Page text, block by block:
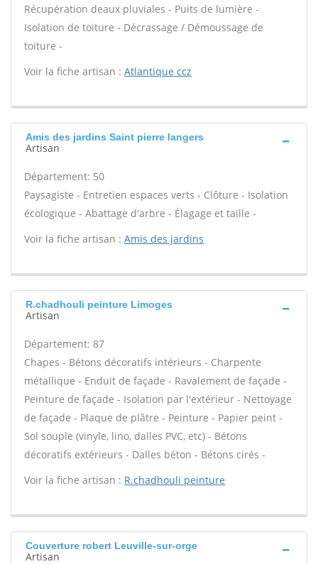
Récupération deaux pluviales - Puits de lumière -
Isolation de toiture - Décrassage / Démoussage de
toiture -
Voir la fiche artisan : Atlantique ccz
Amis des jardins Saint pierre langers
Artisan
Département: 50
Paysagiste - Entretien espaces verts - Clôture - Isolation
écologique - Abattage d'arbre - Élagage et taille -
Voir la fiche artisan : Amis des jardins
R.chadhouli peinture Limoges
Artisan
Département: 87
Chapes - Bétons décoratifs intérieurs - Charpente
métallique - Enduit de façade - Ravalement de façade -
Peinture de façade - Isolation par l'extérieur - Nettoyage
de façade - Plaque de plâtre - Peinture - Papier peint -
Sol souple (vinyle, lino, dalles PVC, etc) - Bétons
décoratifs extérieurs - Dalles béton - Bétons cirés -
Voir la fiche artisan : R.chadhouli peinture
Couverture robert Leuville-sur-orge
Artisan